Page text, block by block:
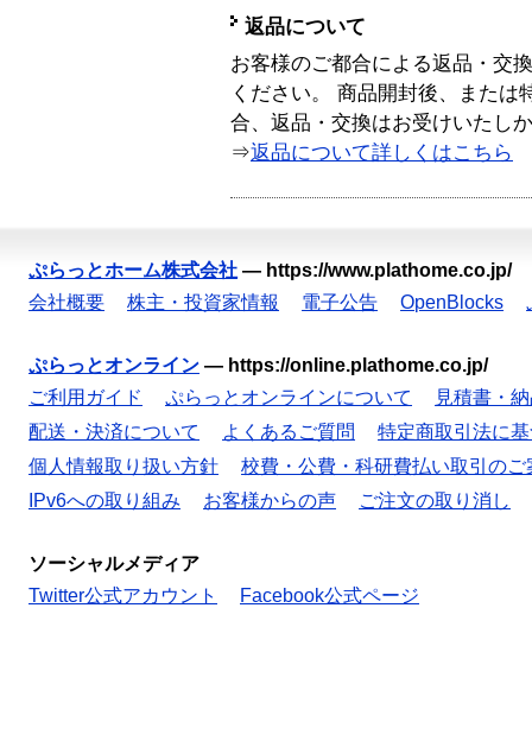
返品について
お客様のご都合による返品・交
ください。 商品開封後、または
合、返品・交換はお受けいたし
⇒返品について詳しくはこちら
ぷらっとホーム株式会社 — https://www.plathome.co.jp/
会社概要
株主・投資家情報 電子公告 OpenBlocks
ぷらっとオンライン — https://online.plathome.co.jp/
ご利用ガイド
ぷらっとオンラインについて
見積書・
配送・決済について
よくあるご質問
特定商取引法に
個人情報取り扱い方針
校費・公費・科研費払い取引のご
IPv6への取り組み
お客様からの声 ご注文の取り消し
ソーシャルメディア
Twitter公式アカウント
Facebook公式ページ